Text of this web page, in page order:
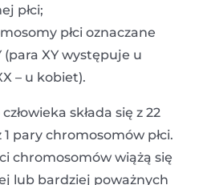
płci;
płci oznaczane
(para XY występuje u
– u kobiet).
składa się z 22
pary chromosomów płci.
chromosomów wiążą się
lub bardziej poważnych